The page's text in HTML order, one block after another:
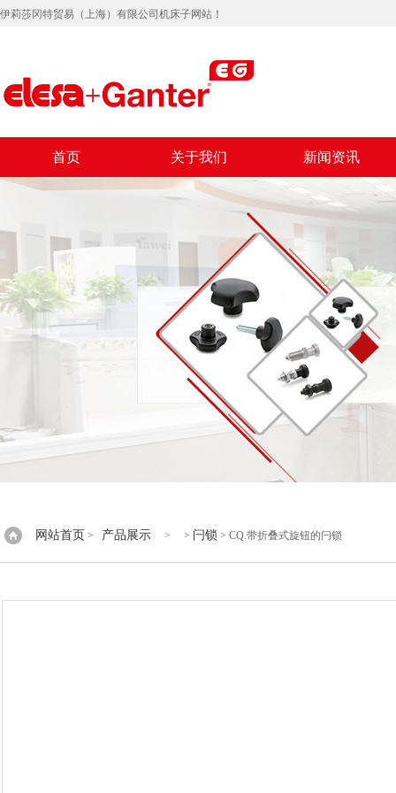
伊莉莎冈特贸易（上海）有限公司机床子网站！
首页 关于我们 新闻资讯
网站首页 > 产品展示 > > 闩锁 > CQ.带折叠式旋钮的闩锁